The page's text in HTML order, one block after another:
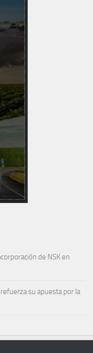
de NSK en
su apuesta por la